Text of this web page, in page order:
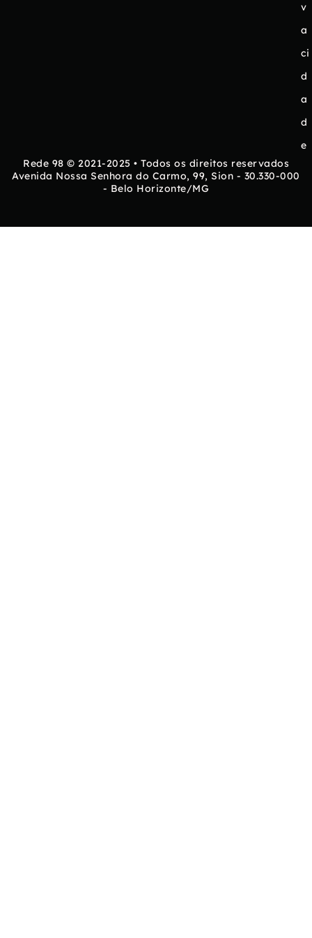
v
a
ci
d
a
d
e
Rede 98 © 2021-2025 • Todos os direitos reservados
Avenida Nossa Senhora do Carmo, 99, Sion - 30.330-000
- Belo Horizonte/MG